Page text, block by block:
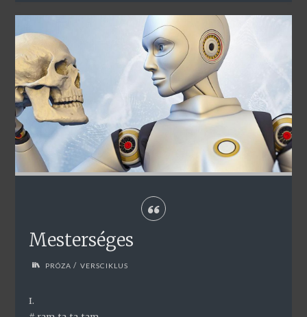
Mesterséges
PRÓZA / VERSCIKLUS
I.